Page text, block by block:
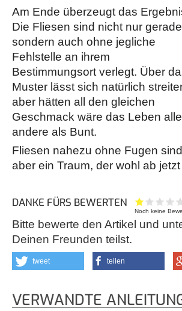
Am Ende überzeugt das
Die Fliesen sind nicht nur
sondern auch ohne jegliche
Fehlstelle an ihrem
Bestimmungsort verlegt. Über
Muster lässt sich natürlich
aber hätten all den gleichen
Geschmack wäre das Leben
andere als Bunt.
Fliesen nahezu ohne Fugen sind
aber ein Traum, der wohl ab
DANKE FÜRS BEWERTEN
Noch keine
Bitte bewerte den Artikel und
Deinen Freunden teilst.
tweet teilen
VERWANDTE